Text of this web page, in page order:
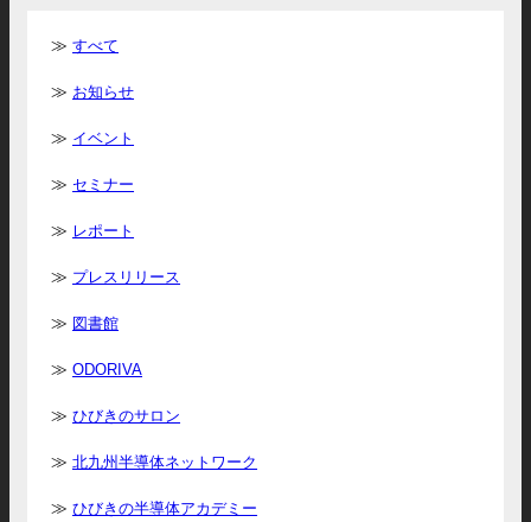
すべて
お知らせ
イベント
セミナー
レポート
プレスリリース
図書館
ODORIVA
ひびきのサロン
北九州半導体ネットワーク
ひびきの半導体アカデミー